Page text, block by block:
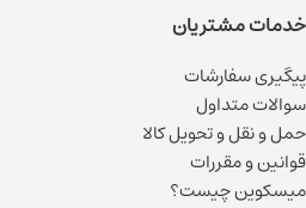
خدمات مشتریان
پیگیری سفارشات
سوالات متداول
حمل و نقل و تحویل کالا
قوانین و مقررات
میسکوین چیست؟